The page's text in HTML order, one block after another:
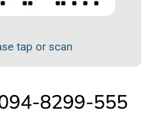
tap or scan